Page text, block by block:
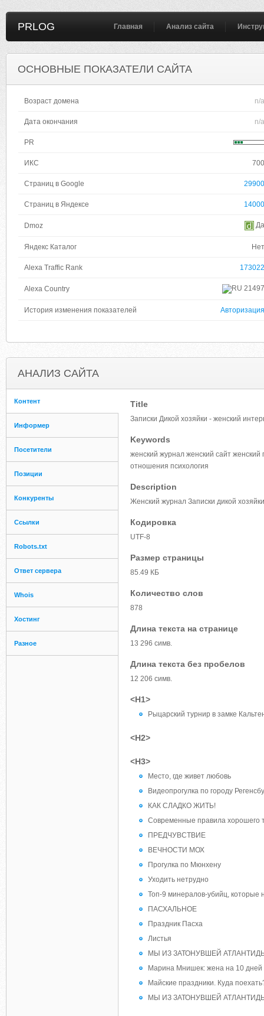
PRLOG Главная Анализ сайта
ОСНОВНЫЕ ПОКАЗАТЕЛИ САЙТА
Возраст домена n/a
Дата окончания n/a
PR
ИКС 700
Страниц в Google 29900
Страниц в Яндексе 14000
Dmoz Да
Яндекс Каталог Нет
Alexa Traffic Rank 173022
Alexa Country 21497
История изменения показателей Авторизация
АНАЛИЗ САЙТА
Контент
Информер
Посетители
Позиции
Конкуренты
Ссылки
Robots.txt
Ответ сервера
Whois
Хостинг
Разное
Title
Записки Дикой хозяйки - женский
Keywords
женский журнал женский сайт
отношения психология
Description
Женский журнал Записки дикой
Кодировка
UTF-8
Размер страницы
85.49 КБ
Количество слов
878
Длина текста на странице
13 296 симв.
Длина текста без пробелов
12 206 симв.
<H1>
Рыцарский турнир в замке
<H2>
<H3>
Место, где живет любовь
Видеопрогулка по городу
КАК СЛАДКО ЖИТЬ!
Современные правила хорошего
ПРЕДЧУВСТВИЕ
ВЕЧНОСТИ МОХ
Прогулка по Мюнхену
Уходить нетрудно
Топ-9 минералов-убийц, которые
ПАСХАЛЬНОЕ
Праздник Пасха
Листья
МЫ ИЗ ЗАТОНУВШЕЙ АТЛАНТИДЫ
Марина Мнишек: жена на 10 дней
Майские праздники. Куда
МЫ ИЗ ЗАТОНУВШЕЙ